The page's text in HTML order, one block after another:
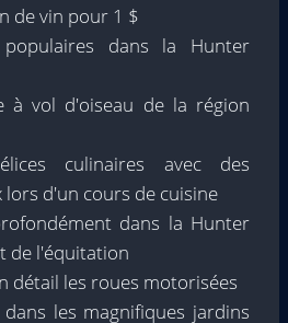
de vin pour 1 $
populaires dans la Hunter
à vol d'oiseau de la région
culinaires avec des
d'un cours de cuisine
dans la Hunter
de l'équitation
détail les roues motorisées
dans les magnifiques jardins